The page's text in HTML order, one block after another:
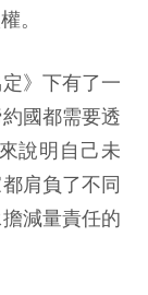
。
》下有了一
國都需要透
說明自己未
肩負了不同
減量責任的